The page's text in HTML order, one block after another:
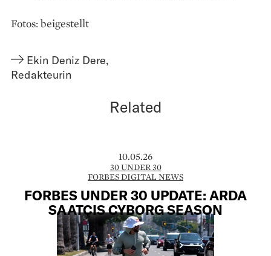
Fotos: beigestellt
Ekin Deniz Dere,
Redakteurin
Related
10.05.26
30 UNDER 30
FORBES DIGITAL NEWS
FORBES UNDER 30 UPDATE: ARDA
SAATÇIS CYBORG SEASON